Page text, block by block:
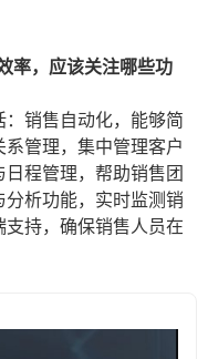
率，应该关注哪些功
销售自动化，能够简
管理，集中管理客户
程管理，帮助销售团
析功能，实时监测销
持，确保销售人员在